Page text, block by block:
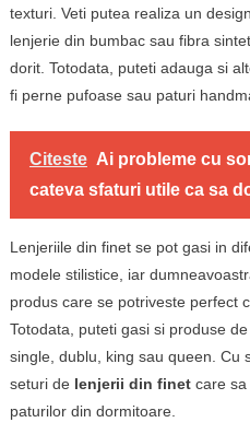
texturi. Veti putea realiza un
lenjerie din bumbac sau fibra
dorit. Totodata, puteti adauga si
fi perne pufoase sau paturi
Citeste Ai probleme cu
cateva sfaturi utile ca sa
Lenjeriile din finet se pot gasi in
modele stilistice, iar
produs care se potriveste perfect
Totodata, puteti gasi si produse
single, dublu, king sau queen. Cu
seturi de lenjerii din finetcare sa
paturilor din dormitoare.